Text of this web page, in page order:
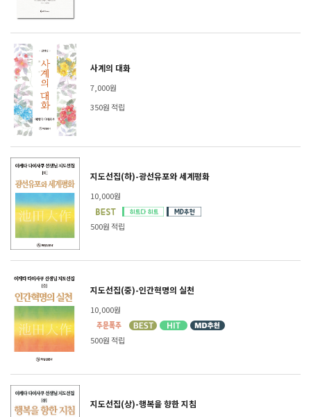
사계의 대화
7,000원
350원 적립
지도선집(하)-광선유포와 세계평화
10,000원
500원 적립
지도선집(중)-인간혁명의 실천
10,000원
500원 적립
지도선집(상)-행복을 향한 지침